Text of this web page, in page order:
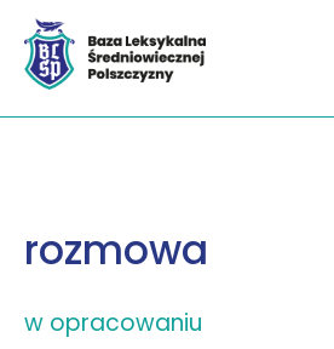
rozmowa
w opracowaniu